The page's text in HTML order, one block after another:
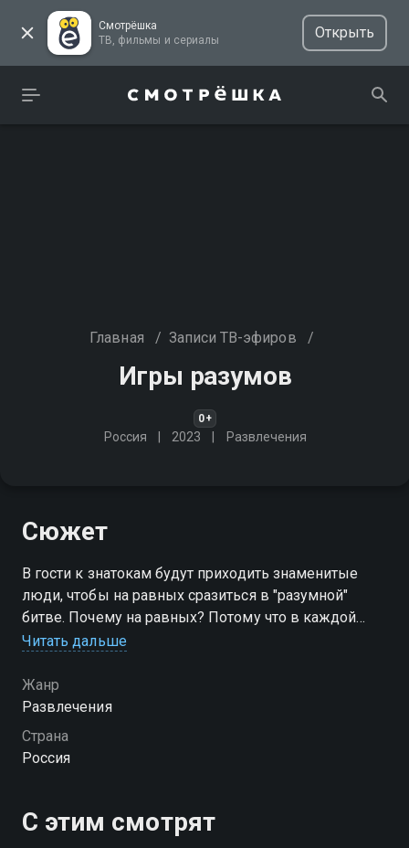
Смотрёшка
ТВ, фильмы и сериалы
Открыть
Главная / Записи ТВ-эфиров /
Игры разумов
0+
Россия 2023 Развлечения
Сюжет
В гости к знатокам будут приходить знаменитые
люди, чтобы на равных сразиться в "разумной"
битве. Почему на равных? Потому что в каждой
игре будут вопросы, связанные с профессией или
Читать дальше
Жанр
Развлечения
Страна
Россия
С этим смотрят